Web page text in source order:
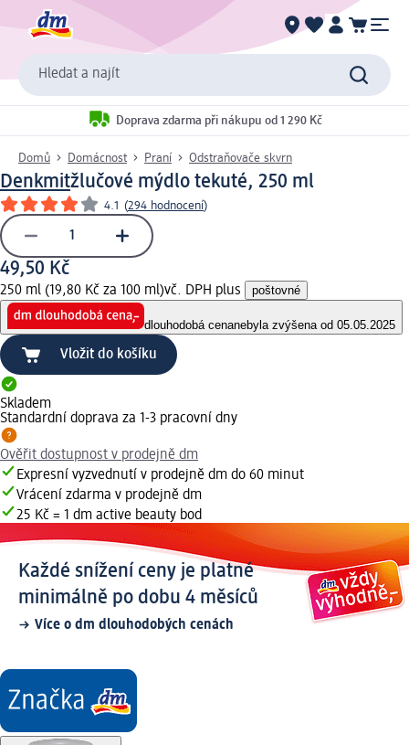
Hledat a najít
Doprava zdarma při nákupu od 1 290 Kč
Domů Domácnost Praní Odstraňovače skvrn
Denkmitžlučové mýdlo tekuté, 250 ml
4.1 (294 hodnocení)
49,50 Kč
250 ml (19,80 Kč za 100 ml)vč. DPH plus poštovné
dlouhodobá cenanebyla zvýšena od 05.05.2025
Vložit do košíku
Skladem
Standardní doprava za 1-3 pracovní dny
Ověřit dostupnost v prodejně dm
Expresní vyzvednutí v prodejně dm do 60 minut
Vrácení zdarma v prodejně dm
25 Kč = 1 dm active beauty bod
Každé snížení ceny je platné
minimálně po dobu 4 měsíců
Více o dm dlouhodobých cenách